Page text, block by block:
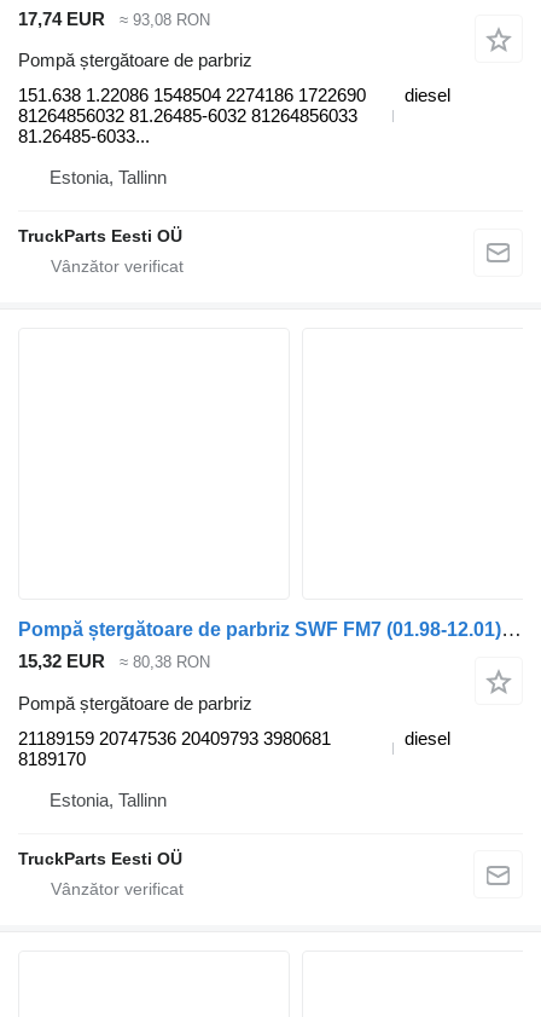
17,74 EUR ≈ 93,08 RON
Pompă ștergătoare de parbriz
151.638 1.22086 1548504 2274186 1722690
81264856032 81.26485-6032 81264856033
81.26485-6033...
diesel
Estonia, Tallinn
TruckParts Eesti OÜ
Pompă ștergătoare de parbriz SWF FM7 (01.98-12.01) 21189159 pentru cap tractor Volvo FM7-FM12, FM, FMX (1998-2014)
15,32 EUR ≈ 80,38 RON
Pompă ștergătoare de parbriz
21189159 20747536 20409793 3980681
8189170
diesel
Estonia, Tallinn
TruckParts Eesti OÜ